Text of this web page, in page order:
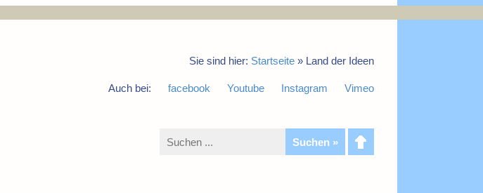
Sie sind hier: Startseite » Land der Ideen
Auch bei: facebook Youtube Instagram Vimeo